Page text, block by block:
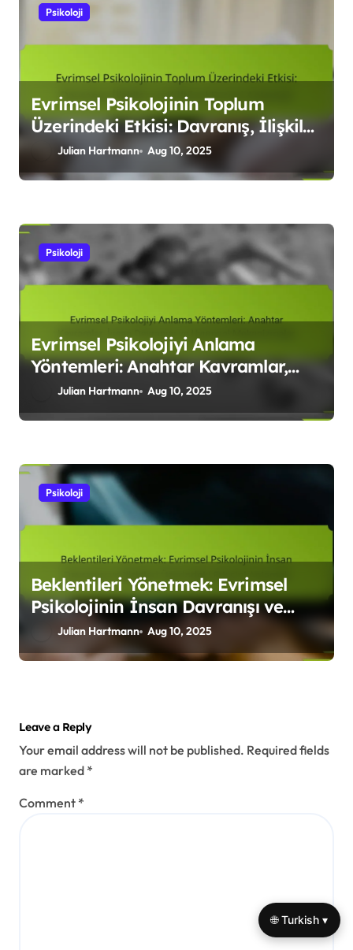
Psikoloji
Evrimsel Psikolojinin Toplum
Üzerindeki Etkisi: Davranış, İlişkiler
ve Kültürel Evrimi Anlamak
Julian Hartmann Aug 10, 2025
Psikoloji
Evrimsel Psikolojiyi Anlama
Yöntemleri: Anahtar Kavramlar,
İnsan Davranışı ve Uyumsal
Mekanizmalar
Julian Hartmann Aug 10, 2025
Psikoloji
Beklentileri Yönetmek: Evrimsel
Psikolojinin İnsan Davranışı ve
İlişkileri Üzerindeki Etkisini
Anlamak
Julian Hartmann Aug 10, 2025
Leave a Reply
Your email address will not be published. Required fields
are marked *
Comment *
🌐 Turkish ▾